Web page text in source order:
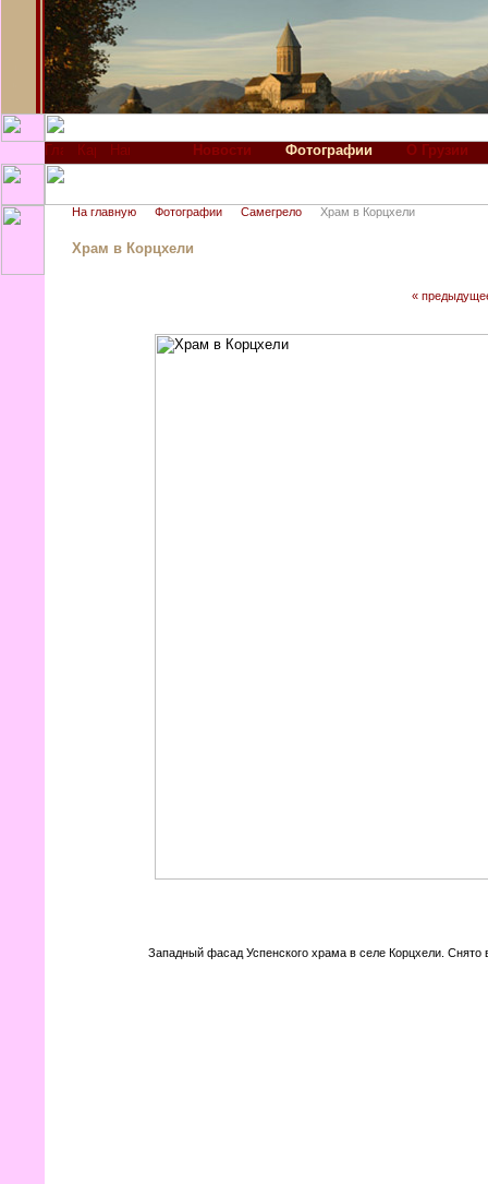
Новости Фотографии О Грузии
На главную Фотографии Самегрело Храм в Корцхели
Храм в Корцхели
«
Западный фасад Успенского храма в селе Корцхели. Снято